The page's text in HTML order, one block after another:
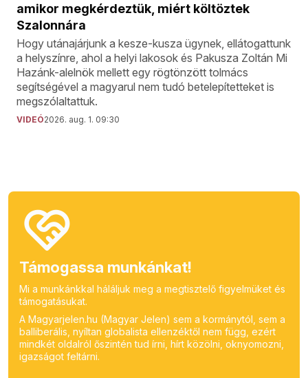
amikor megkérdeztük, miért költöztek
Szalonnára
Hogy utánajárjunk a kesze-kusza ügynek, ellátogattunk
a helyszínre, ahol a helyi lakosok és Pakusza Zoltán Mi
Hazánk-alelnök mellett egy rögtönzött tolmács
segítségével a magyarul nem tudó betelepítetteket is
megszólaltattuk.
VIDEÓ2026. aug. 1. 09:30
Támogassa munkánkat!
Mi a munkánkkal háláljuk meg a megtisztelő figyelmüket és
támogatásukat.
A Magyarjelen.hu (Magyar Jelen) sem a kormánytól, sem a
balliberális, nyíltan globalista ellenzéktől nem függ, ezért
mindkét oldalról őszintén tud írni, hírt közölni, oknyomozni,
igazságot feltárni.